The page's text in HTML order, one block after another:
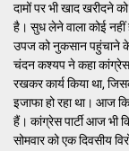
दामों पर भी खाद खरीदने
है। सुध लेने वाला कोई नहीं
उपज को नुकसान पहुंचाने के
चंदन कश्यप ने कहा कांग्रेस
रखकर कार्य किया था,
इजाफा हो रहा था। आज
हैं। कांग्रेस पार्टी आज भी
सोमवार को एक दिवसीय